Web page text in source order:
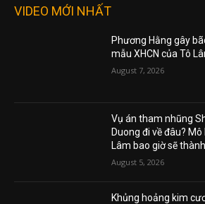
VIDEO MỚI NHẤT
Phương Hằng gây
mẫu XHCN của Tô
August 7, 2026
Vụ án tham nhũng
Duong đi về đâu? Mô
Lâm bao giờ sẽ
August 5, 2026
Khủng hoảng kim